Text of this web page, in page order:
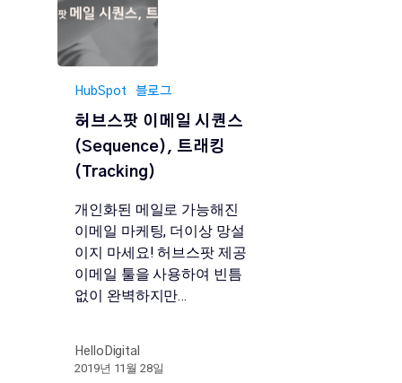
HubSpot 블로그
허브스팟 이메일 시퀀스
(Sequence), 트래킹
(Tracking)
개인화된 메일로 가능해진
이메일 마케팅, 더이상 망설
이지 마세요! 허브스팟 제공
이메일 툴을 사용하여 빈틈
없이 완벽하지만…
HelloDigital
2019년 11월 28일